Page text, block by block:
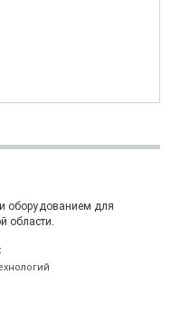
оборудованием для
области.